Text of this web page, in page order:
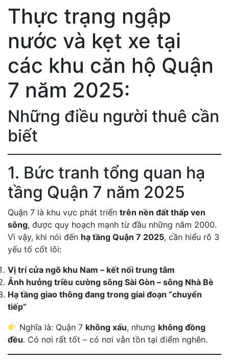
Thực trạng ngập
nước và kẹt xe tại
các khu căn hộ Quận
7 năm 2025:
Những điều người thuê cần
biết
1. Bức tranh tổng quan hạ
tầng Quận 7 năm 2025
Quận 7 là khu vực phát triển trên nền đất thấp ven
sông, được quy hoạch mạnh từ đầu những năm 2000.
Vì vậy, khi nói đến hạ tầng Quận 7 2025, cần hiểu rõ 3
yếu tố cốt lõi:
Vị trí cửa ngõ khu Nam – kết nối trung tâm
Ảnh hưởng triều cường sông Sài Gòn – sông Nhà Bè
Hạ tầng giao thông đang trong giai đoạn “chuyển
tiếp”
Nghĩa là: Quận 7 không xấu, nhưng không đồng
đều. Có nơi rất tốt – có nơi vẫn tồn tại điểm nghẽn.